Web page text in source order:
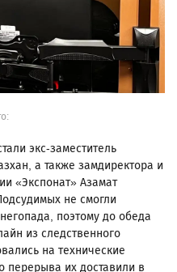
экс-заместитель
а также замдиректора и
«Экспонат» Азамат
не смогли
поэтому до обеда
из следственного
на технические
перерыва их доставили в